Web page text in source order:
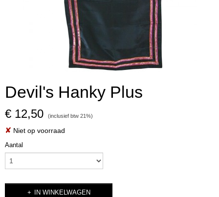
Devil's Hanky Plus
€ 12,50 (inclusief btw 21%)
✘ Niet op voorraad
Aantal
IN WINKELWAGEN